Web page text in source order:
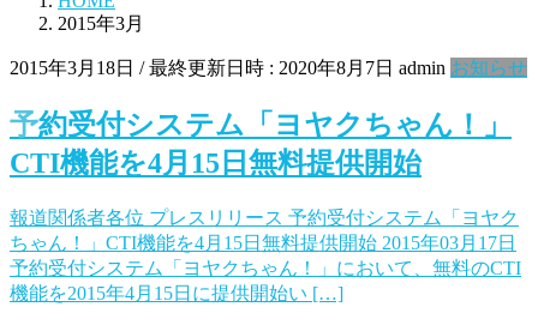
2015年3月
2015年3月18日 / 最終更新日時 : 2020年8月7日 admin お知らせ
予約受付システム「ヨヤクちゃん！」
CTI機能を4月15日無料提供開始
報道関係者各位 プレスリリース 予約受付システム「ヨヤク
ちゃん！」CTI機能を4月15日無料提供開始 2015年03月17日
予約受付システム「ヨヤクちゃん！」において、無料のCTI
機能を2015年4月15日に提供開始い […]